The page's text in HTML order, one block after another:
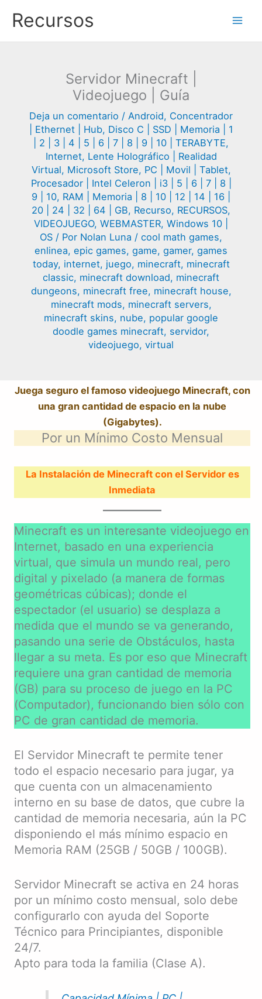
contenido
Recursos
Servidor Minecraft |
Videojuego | Guía
Deja un comentario / Android, Concentrador
| Ethernet | Hub, Disco C | SSD | Memoria | 1
| 2 | 3 | 4 | 5 | 6 | 7 | 8 | 9 | 10 | TERABYTE,
Internet, Lente Holográfico | Realidad
Virtual, Microsoft Store, PC | Movil | Tablet,
Procesador | Intel Celeron | i3 | 5 | 6 | 7 | 8 |
9 | 10, RAM | Memoria | 8 | 10 | 12 | 14 | 16 |
20 | 24 | 32 | 64 | GB, Recurso, RECURSOS,
VIDEOJUEGO, WEBMASTER, Windows 10 |
OS / Por Nolan Luna / cool math games,
enlinea, epic games, game, gamer, games
today, internet, juego, minecraft, minecraft
classic, minecraft download, minecraft
dungeons, minecraft free, minecraft house,
minecraft mods, minecraft servers,
minecraft skins, nube, popular google
doodle games minecraft, servidor,
videojuego, virtual
Juega seguro el famoso videojuego Minecraft, con
una gran cantidad de espacio en la nube
(Gigabytes).
Por un Mínimo Costo Mensual
La Instalación de Minecraft con el Servidor es
Inmediata
Minecraft es un interesante videojuego en
Internet, basado en una experiencia
virtual, que simula un mundo real, pero
digital y pixelado (a manera de formas
geométricas cúbicas); donde el
espectador (el usuario) se desplaza a
medida que el mundo se va generando,
pasando una serie de Obstáculos, hasta
llegar a su meta. Es por eso que Minecraft
requiere una gran cantidad de memoria
(GB) para su proceso de juego en la PC
(Computador), funcionando bien sólo con
PC de gran cantidad de memoria.
El Servidor Minecraft te permite tener
todo el espacio necesario para jugar, ya
que cuenta con un almacenamiento
interno en su base de datos, que cubre la
cantidad de memoria necesaria, aún la PC
disponiendo el más mínimo espacio en
Memoria RAM (25GB / 50GB / 100GB).
Servidor Minecraft se activa en 24 horas
por un mínimo costo mensual, solo debe
configurarlo con ayuda del Soporte
Técnico para Principiantes, disponible
24/7.
Apto para toda la familia (Clase A).